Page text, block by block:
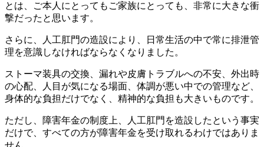
とは、ご本人にとってもご家族にとっても、非常に大きな衝
撃だったと思います。
さらに、人工肛門の造設により、日常生活の中で常に排泄管
理を意識しなければならなくなりました。
ストーマ装具の交換、漏れや皮膚トラブルへの不安、外出時
の心配、人目が気になる場面、体調が悪い中での管理など、
身体的な負担だけでなく、精神的な負担も大きいものです。
ただし、障害年金の制度上、人工肛門を造設したという事実
だけで、すべての方が障害年金を受け取れるわけではありま